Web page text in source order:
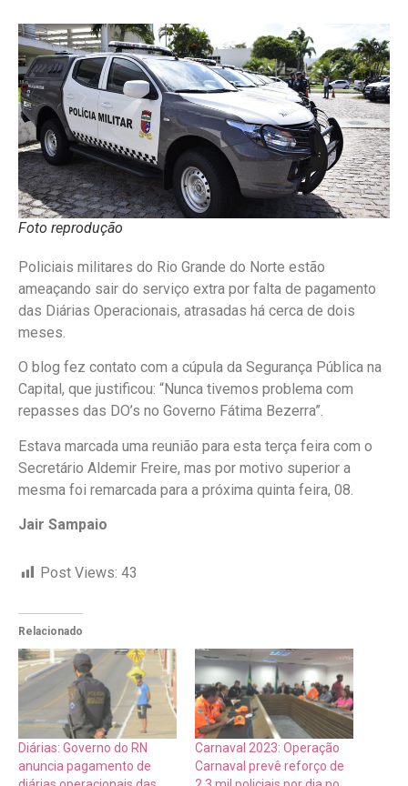
Foto reprodução
Policiais militares do Rio Grande do Norte estão
ameaçando sair do serviço extra por falta de pagamento
das Diárias Operacionais, atrasadas há cerca de dois
meses.
O blog fez contato com a cúpula da Segurança Pública na
Capital, que justificou: “Nunca tivemos problema com
repasses das DO’s no Governo Fátima Bezerra”.
Estava marcada uma reunião para esta terça feira com o
Secretário Aldemir Freire, mas por motivo superior a
mesma foi remarcada para a próxima quinta feira, 08.
Jair Sampaio
Post Views: 43
Relacionado
Diárias: Governo do RN
anuncia pagamento de
Carnaval 2023: Operação
Carnaval prevê reforço de